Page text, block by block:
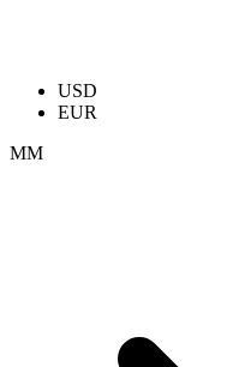
USD
EUR
ММ